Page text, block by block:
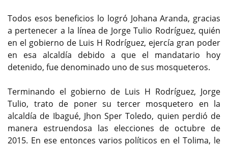
Todos esos beneficios lo logró Johana Aranda, gracias
a pertenecer a la línea de Jorge Tulio Rodríguez, quién
en el gobierno de Luis H Rodríguez, ejercía gran poder
en esa alcaldía debido a que el mandatario hoy
detenido, fue denominado uno de sus mosqueteros.
Terminando el gobierno de Luis H Rodríguez, Jorge
Tulio, trato de poner su tercer mosquetero en la
alcaldía de Ibagué, Jhon Sper Toledo, quien perdió de
manera estruendosa las elecciones de octubre de
2015. En ese entonces varios políticos en el Tolima, le